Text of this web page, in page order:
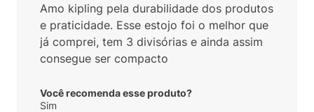
Amo kipling pela durabilidade dos produtos
e praticidade. Esse estojo foi o melhor que
já comprei, tem 3 divisórias e ainda assim
consegue ser compacto
Você recomenda esse produto?
Sim